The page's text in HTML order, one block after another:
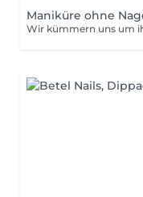
Maniküre ohne